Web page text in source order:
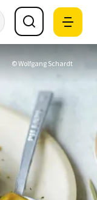
© Wolfgang Schardt